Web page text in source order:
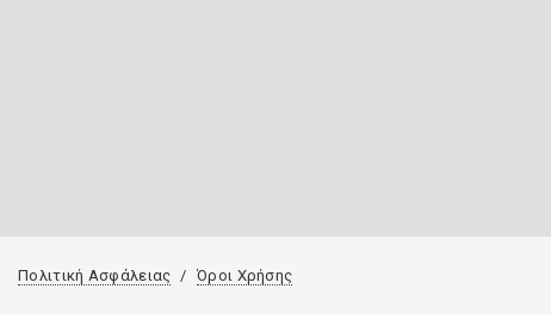
Πολιτική Ασφάλειας Όροι Χρήσης